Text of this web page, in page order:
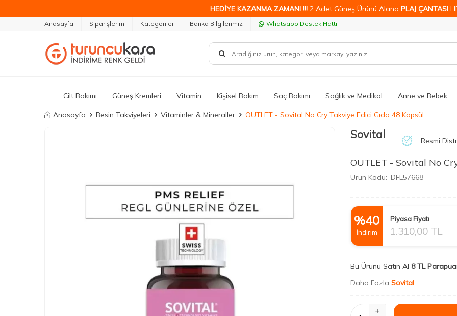
HEDİYE KAZANMA ZAMANI !!! 2 Adet Güneş Ürünü Alana PLAJ ÇANTASI
Anasayfa Siparişlerim Kategoriler Banka Bilgilerimiz Whatsapp Destek Hattı
Cilt Bakımı Güneş Kremleri Vitamin Kişisel Bakım Saç Bakımı Sağlık ve Medikal Anne ve Bebek
Anasayfa Besin Takviyeleri Vitaminler & Mineraller OUTLET - Sovital No Cry Takviye Edici Gıda 48 Kapsül
Sovital Resmi
OUTLET - Sovital No
Ürün Kodu: DFL57668
%40
İndirim
Piyasa Fiyatı
1.310,00TL
Bu Ürünü Satın Al 8 TL
Daha Fazla Sovital